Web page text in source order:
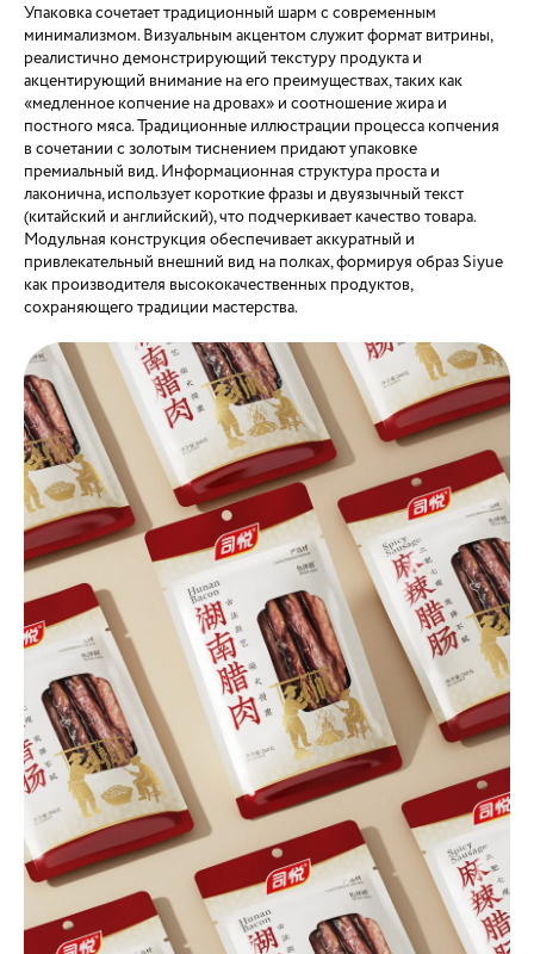
Упаковка сочетает традиционный шарм с современным
минимализмом. Визуальным акцентом служит формат витрины,
реалистично демонстрирующий текстуру продукта и
акцентирующий внимание на его преимуществах, таких как
«медленное копчение на дровах» и соотношение жира и
постного мяса. Традиционные иллюстрации процесса копчения
в сочетании с золотым тиснением придают упаковке
премиальный вид. Информационная структура проста и
лаконична, использует короткие фразы и двуязычный текст
(китайский и английский), что подчеркивает качество товара.
Модульная конструкция обеспечивает аккуратный и
привлекательный внешний вид на полках, формируя образ Siyue
как производителя высококачественных продуктов,
сохраняющего традиции мастерства.